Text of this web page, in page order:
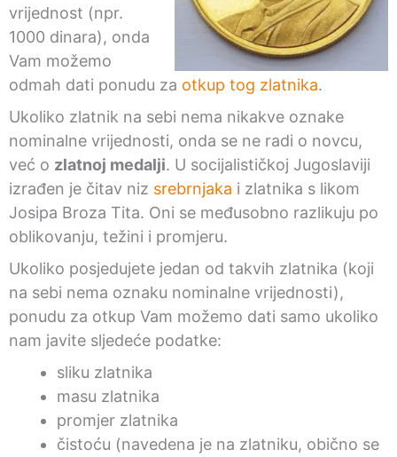
vrijednost (npr.
1000 dinara), onda
Vam možemo
odmah dati ponudu za otkup tog zlatnika.
Ukoliko zlatnik na sebi nema nikakve oznake
nominalne vrijednosti, onda se ne radi o novcu,
već o zlatnoj medalji. U socijalističkoj Jugoslaviji
izrađen je čitav niz srebrnjaka i zlatnika s likom
Josipa Broza Tita. Oni se međusobno razlikuju po
oblikovanju, težini i promjeru.
Ukoliko posjedujete jedan od takvih zlatnika (koji
na sebi nema oznaku nominalne vrijednosti),
ponudu za otkup Vam možemo dati samo ukoliko
nam javite sljedeće podatke:
sliku zlatnika
masu zlatnika
promjer zlatnika
čistoću (navedena je na zlatniku, obično se